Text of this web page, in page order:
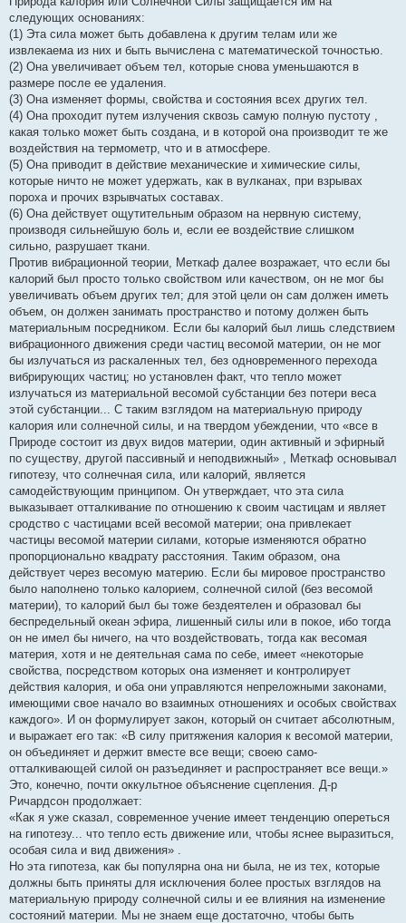
следующих основаниях:
(1) Эта сила может быть добавлена к другим телам или же
извлекаема из них и быть вычислена с математической точностью.
(2) Она увеличивает объем тел, которые снова уменьшаются в
размере после ее удаления.
(3) Она изменяет формы, свойства и состояния всех других тел.
(4) Она проходит путем излучения сквозь самую полную пустоту ,
какая только может быть создана, и в которой она производит те же
воздействия на термометр, что и в атмосфере.
(5) Она приводит в действие механические и химические силы,
которые ничто не может удержать, как в вулканах, при взрывах
пороха и прочих взрывчатых составах.
(6) Она действует ощутительным образом на нервную систему,
производя сильнейшую боль и, если ее воздействие слишком
сильно, разрушает ткани.
Против вибрационной теории, Меткаф далее возражает, что если бы
калорий был просто только свойством или качеством, он не мог бы
увеличивать объем других тел; для этой цели он сам должен иметь
объем, он должен занимать пространство и потому должен быть
материальным посредником. Если бы калорий был лишь следствием
вибрационного движения среди частиц весомой материи, он не мог
бы излучаться из раскаленных тел, без одновременного перехода
вибрирующих частиц; но установлен факт, что тепло может
излучаться из материальной весомой субстанции без потери веса
этой субстанции... С таким взглядом на материальную природу
калория или солнечной силы, и на твердом убеждении, что «все в
Природе состоит из двух видов материи, один активный и эфирный
по существу, другой пассивный и неподвижный» , Меткаф основывал
гипотезу, что солнечная сила, или калорий, является
самодействующим принципом. Он утверждает, что эта сила
выказывает отталкивание по отношению к своим частицам и являет
сродство с частицами всей весомой материи; она привлекает
частицы весомой материи силами, которые изменяются обратно
пропорционально квадрату расстояния. Таким образом, она
действует через весомую материю. Если бы мировое пространство
было наполнено только калорием, солнечной силой (без весомой
материи), то калорий был бы тоже бездеятелен и образовал бы
беспредельный океан эфира, лишенный силы или в покое, ибо тогда
он не имел бы ничего, на что воздействовать, тогда как весомая
материя, хотя и не деятельная сама по себе, имеет «некоторые
свойства, посредством которых она изменяет и контролирует
действия калория, и оба они управляются непреложными законами,
имеющими свое начало во взаимных отношениях и особых свойствах
каждого». И он формулирует закон, который он считает абсолютным,
и выражает его так: «В силу притяжения калория к весомой материи,
он объединяет и держит вместе все вещи; своею само-
отталкивающей силой он разъединяет и распространяет все вещи.»
Это, конечно, почти оккультное объяснение сцепления. Д-р
Ричардсон продолжает:
«Как я уже сказал, современное учение имеет тенденцию опереться
на гипотезу... что тепло есть движение или, чтобы яснее выразиться,
особая сила и вид движения» .
Но эта гипотеза, как бы популярна она ни была, не из тех, которые
должны быть приняты для исключения более простых взглядов на
материальную природу солнечной силы и ее влияния на изменение
состояний материи. Мы не знаем еще достаточно, чтобы быть